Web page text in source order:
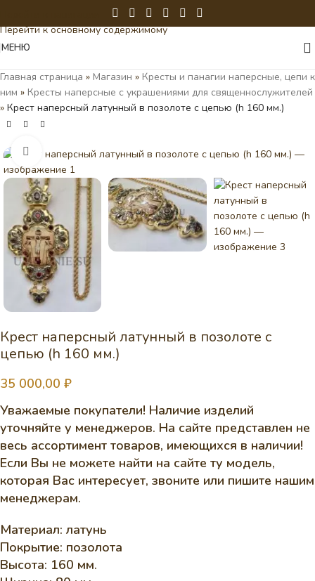
Перейти к основному содержимому
МЕНЮ
Главная страница » Магазин » Кресты и панагии наперсные, цепи к
ним » Кресты наперсные с украшениями для священнослужителей
» Крест наперсный латунный в позолоте с цепью (h 160 мм.)
Нажмите, чтобы увеличить
Крест наперсный латунный в позолоте с
цепью (h 160 мм.)
35 000,00 ₽
Уважаемые покупатели! Наличие изделий
уточняйте у менеджеров. На сайте представлен не
весь ассортимент товаров, имеющихся в наличии!
Если Вы не можете найти на сайте ту модель,
которая Вас интересует, звоните или пишите нашим
менеджерам.
Материал: латунь
Покрытие: позолота
Высота: 160 мм.